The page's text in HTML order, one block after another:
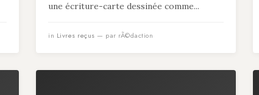
une écriture-carte dessinée comme...
in Livres reçus — par rÃ©daction